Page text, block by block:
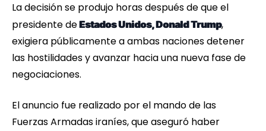
La decisión se produjo horas después de que el
presidente deEstados Unidos, Donald Trump,
exigiera públicamente a ambas naciones detener
las hostilidades y avanzar hacia una nueva fase de
negociaciones.
El anuncio fue realizado por el mando de las
Fuerzas Armadas iraníes, que aseguró haber